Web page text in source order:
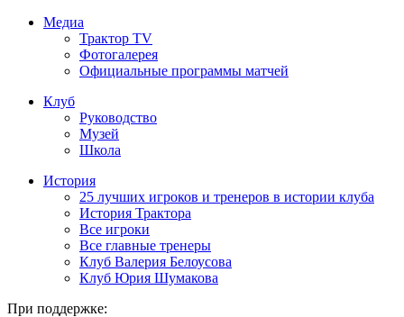
Медиа
Трактор TV
Фотогалерея
Официальные программы матчей
Клуб
Руководство
Музей
Школа
История
25 лучших игроков и тренеров в истории клуба
История Трактора
Все игроки
Все главные тренеры
Клуб Валерия Белоусова
Клуб Юрия Шумакова
При поддержке: